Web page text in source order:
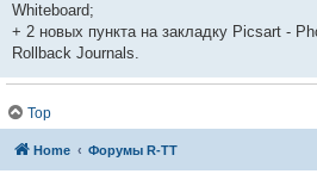
Whiteboard;
+ 2 новых пункта на закладку Picsart -
Rollback Journals.
Раздел Program Tracesn
Отображение и удаление были улучшены
* пункта Cached Images на закладке
Top
Home Форумы R-TT